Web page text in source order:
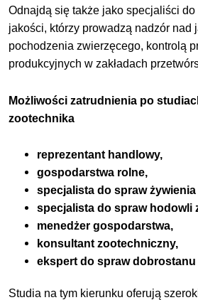
Odnajdą się także jako specjaliści do
jakości, którzy prowadzą nadzór nad
pochodzenia zwierzęcego, kontrolą
produkcyjnych w zakładach
Możliwości zatrudnienia po
zootechnika
reprezentant handlowy,
gospodarstwa rolne,
specjalista do spraw żywienia
specjalista do spraw hodowli
menedżer gospodarstwa,
konsultant zootechniczny,
ekspert do spraw dobrostanu
Studia na tym kierunku oferują